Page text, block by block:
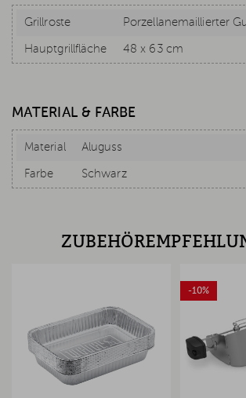
Grillroste Porzellanemaillierter
Hauptgrillfläche 48 x 63 cm
MATERIAL & FARBE
Material Aluguss
Farbe Schwarz
-10%